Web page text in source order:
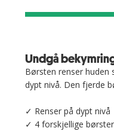
Undgå
Børsten renser
dypt nivå. Den fjerde
✓ Renser på dypt nivå
✓ 4 forskjellige børster